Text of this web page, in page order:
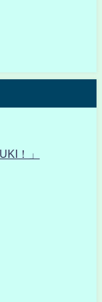
！」